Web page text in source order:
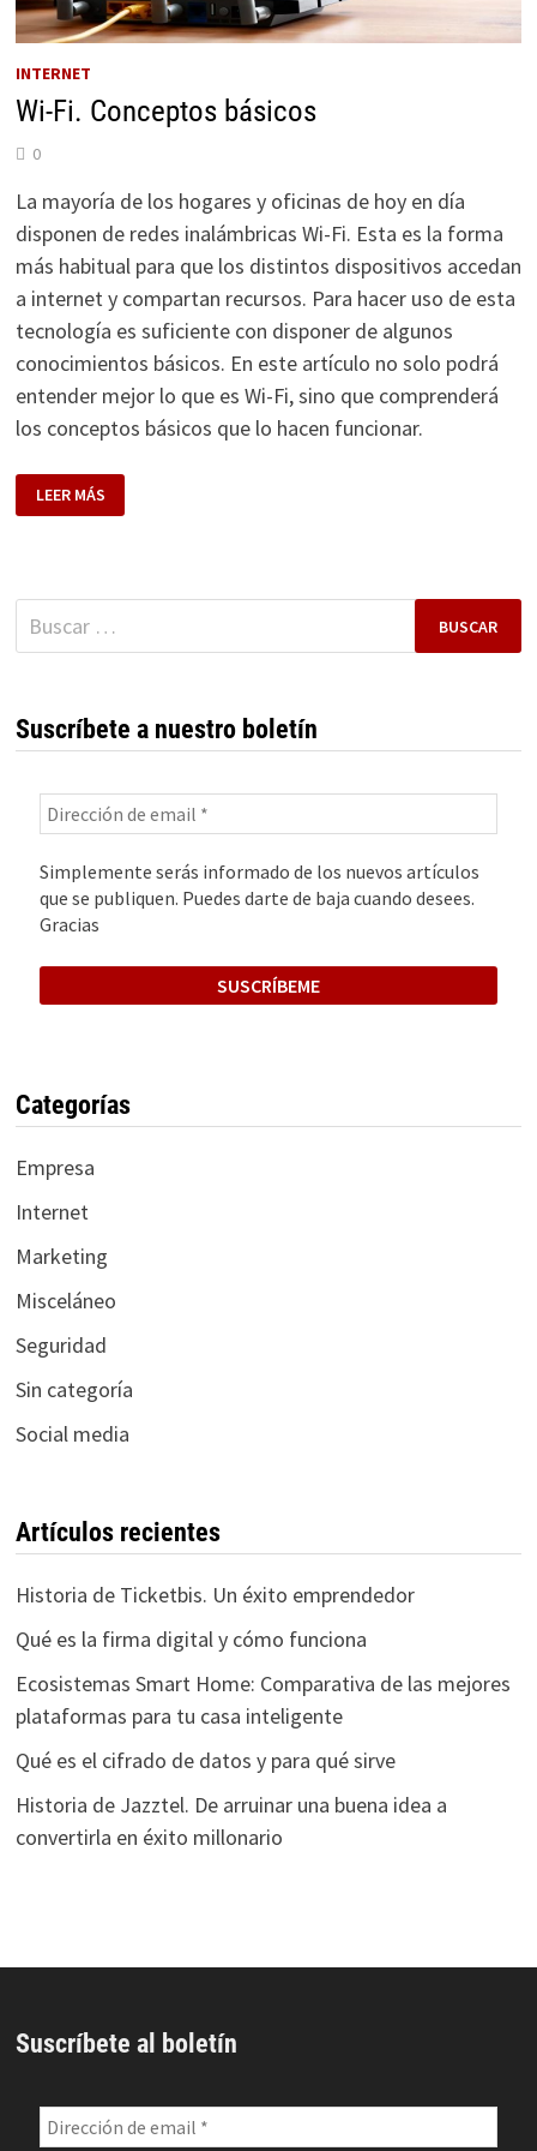
INTERNET
Wi-Fi. Conceptos básicos
0
La mayoría de los hogares y oficinas de hoy en día
disponen de redes inalámbricas Wi-Fi. Esta es la forma
más habitual para que los distintos dispositivos accedan
a internet y compartan recursos. Para hacer uso de esta
tecnología es suficiente con disponer de algunos
conocimientos básicos. En este artículo no solo podrá
entender mejor lo que es Wi-Fi, sino que comprenderá
los conceptos básicos que lo hacen funcionar.
FI.
CONCEPTOS
LEER MÁS
Buscar:
Suscríbete a nuestro boletín
Simplemente serás informado de los nuevos artículos
que se publiquen. Puedes darte de baja cuando desees.
Gracias
Categorías
Empresa
Internet
Marketing
Misceláneo
Seguridad
Sin categoría
Social media
Artículos recientes
Historia de Ticketbis. Un éxito emprendedor
Qué es la firma digital y cómo funciona
Ecosistemas Smart Home: Comparativa de las mejores
plataformas para tu casa inteligente
Qué es el cifrado de datos y para qué sirve
Historia de Jazztel. De arruinar una buena idea a
convertirla en éxito millonario
Suscríbete al boletín